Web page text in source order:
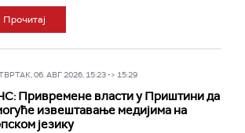
Прочитај
06. АВГ 2026, 15:23 -> 15:29
Привремене власти у Приштини да
извештавање медијима на
језику